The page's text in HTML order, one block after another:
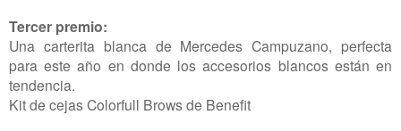
Tercer premio:
Una carterita blanca de Mercedes Campuzano, perfecta
para este año en donde los accesorios blancos están en
tendencia.
Kit de cejas Colorfull Brows de Benefit